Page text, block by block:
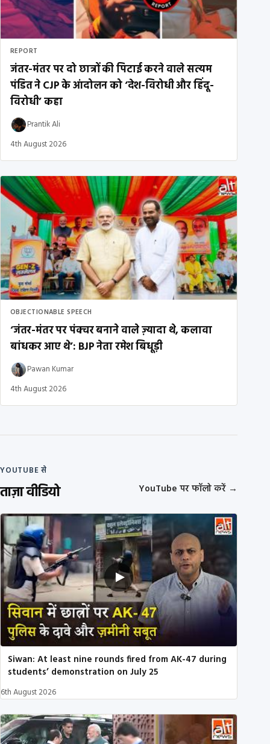
REPORT
जंतर-मंतर पर दो छात्रों की पिटाई करने वाले सत्यम
पंडित ने CJP के आंदोलन को ‘देश-विरोधी और हिंदू-
विरोधी’ कहा
Prantik Ali
4th August 2026
OBJECTIONABLE SPEECH
‘जंतर-मंतर पर पंक्चर बनाने वाले ज़्यादा थे, कलावा
बांधकर आए थे’: BJP नेता रमेश बिधूड़ी
Pawan Kumar
4th August 2026
YOUTUBE से
ताज़ा वीडियो YouTube पर फॉलो करें →
Siwan: At least nine rounds fired from AK-47 during
students’ demonstration on July 25
6th August 2026